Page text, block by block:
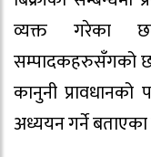
व्यक्त गरेका
सम्पादकहरुसँगको
कानुनी
अध्ययन गर्ने बताएका